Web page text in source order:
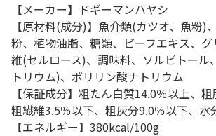
【メーカー】ドギーマンハヤシ
【原材料(成分)】魚介類(カツオ、魚粉)
粉、植物油脂、糖類、ビーフエキス、
維(セルロース)、調味料、ソルビトール
トリウム)、ポリリン酸ナトリウム
【保証成分】粗たん白質14.0％以上、粗
粗繊維3.5％以下、粗灰分9.0％以下、水
【エネルギー】380kcal/100g